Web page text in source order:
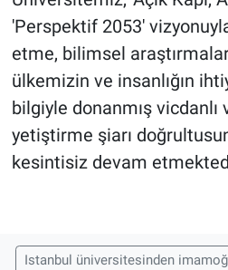
'Perspektif 2053'
etme, bilimsel
ülkemizin ve insanlığın
bilgiyle donanmış vicdanlı
yetiştirme şiarı
kesintisiz devam
Istanbul üniversitesinden